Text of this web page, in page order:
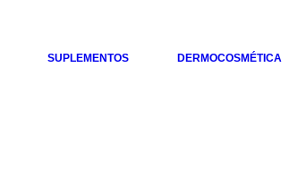
SUPLEMENTOS DERMOCOSMÉTICA